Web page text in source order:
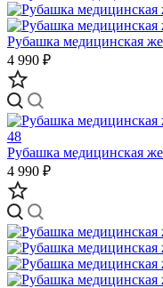
Рубашка медицинская
4 990 ₽
Рубашка медицинская
4 990 ₽